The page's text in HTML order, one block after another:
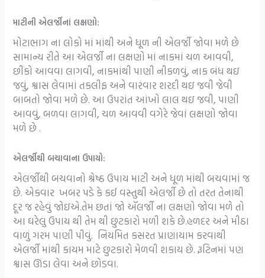
માટીની એલર્જીનાં લક્ષણો:
મોટાભાગ ના લોકો માં માંથી અને ધૂળ ની એલર્જી જોવા મળે છે
સામાન્ય રીતે આ એલર્જી ના લક્ષણો માં નાકમાં ચળ આવવી,
છીંકો આવવા લાગવી, નાકમાંથી પાણી નીકળવું, નાક બંધ થઇ
જવું, શ્વાસ લેવામાં તકલીફ અને વારંવાર શરદી થઇ જવી જેવી
બાબતો જોવા મળે છે. આ ઉપરાંત આંખો લાલ થઇ જવી, પાણી
આવવું, બળવા લાગવી, ચળ આવવી વગેરે જેવાં લક્ષણો જોવા
મળે છે .
એલર્જીથી બચાવાના ઉપાયો:
એલર્જીથી બચવાનો શ્રેષ્ઠ ઉપાય માટી અને ધૂળ માંથી બચવામાં જ
છે. એકવાર ખબર પડે કે કઈ વસ્તુથી એલર્જી છે તો તરત તેનાથી
દૂર જ રહેવું જોઇએ.તેમ છતાં જો ઍલર્જી ના લક્ષણો જોવા મળે તો
આ ઘરેલુ ઉપાય થી તેમ થી છુટકારો મળી શકે છે.હળદર અને મીઠા
વાળું ગરમ પાણી પીવું. નિયમિત કસરત પ્રાણાયામ કરવાથી
એલર્જી માંથી કાયમ માટે છુટકારો મેળવી શકાય છે. રૂટિનમાં પણ
શ્વાસ ઊંડા લેવા અને છોડવા.